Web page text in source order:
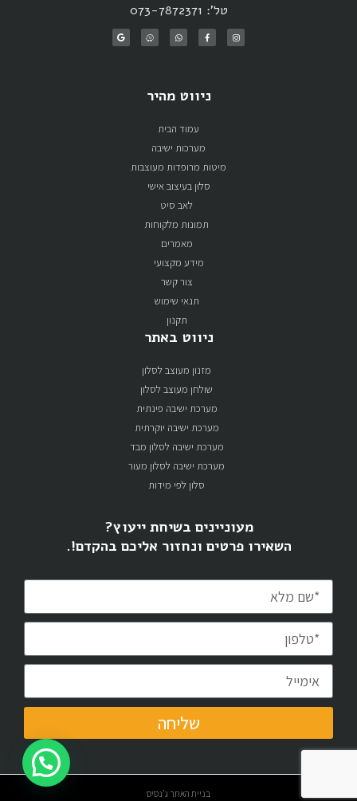
טל': 073-7872371
ניווט מהיר
עמוד הבית
מערכות ישיבה
מיטות מרופדות מעוצבות
סלון בעיצוב אישי
לאב סיט
תמונות מלקוחות
מאמרים
מידע מקצועי
צור קשר
תנאי שימוש
תקנון
ניווט באתר
מזנון מעוצב לסלון
שולחן מעוצב לסלון
מערכת ישיבה פינתית
מערכת ישיבה יוקרתית
מערכת ישיבה לסלון מבד
מערכת ישיבה לסלון מעור
סלון לפי מידות
מעוניינים בשיחת ייעוץ?
השאירו פרטים ונחזור אליכם בהקדם!.
שליחה
בניית האתר ג'נסיס